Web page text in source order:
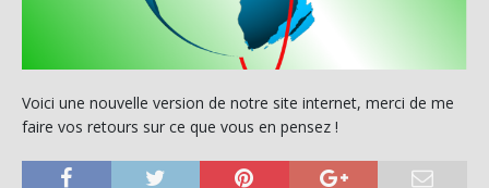
Voici une nouvelle version de notre site internet, merci de me
faire vos retours sur ce que vous en pensez !